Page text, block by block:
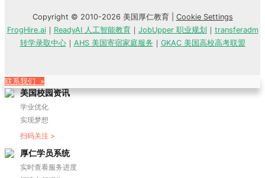
Copyright © 2010-2026 美国厚仁教育 | Cookie Settings
FrogHire.ai｜ ReadyAI 人工智能教育｜ JobUpper 职业规划 ｜ transferadm
转学录取中心｜ AHS 美国寄宿家庭服务 ｜ GKAC 美国高校高考联盟
联系我们 »
美国校园资讯
学业优化
实现梦想
扫码关注 >
厚仁学员系统
实时查看服务进度